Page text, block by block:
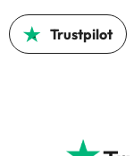
Trustpilot